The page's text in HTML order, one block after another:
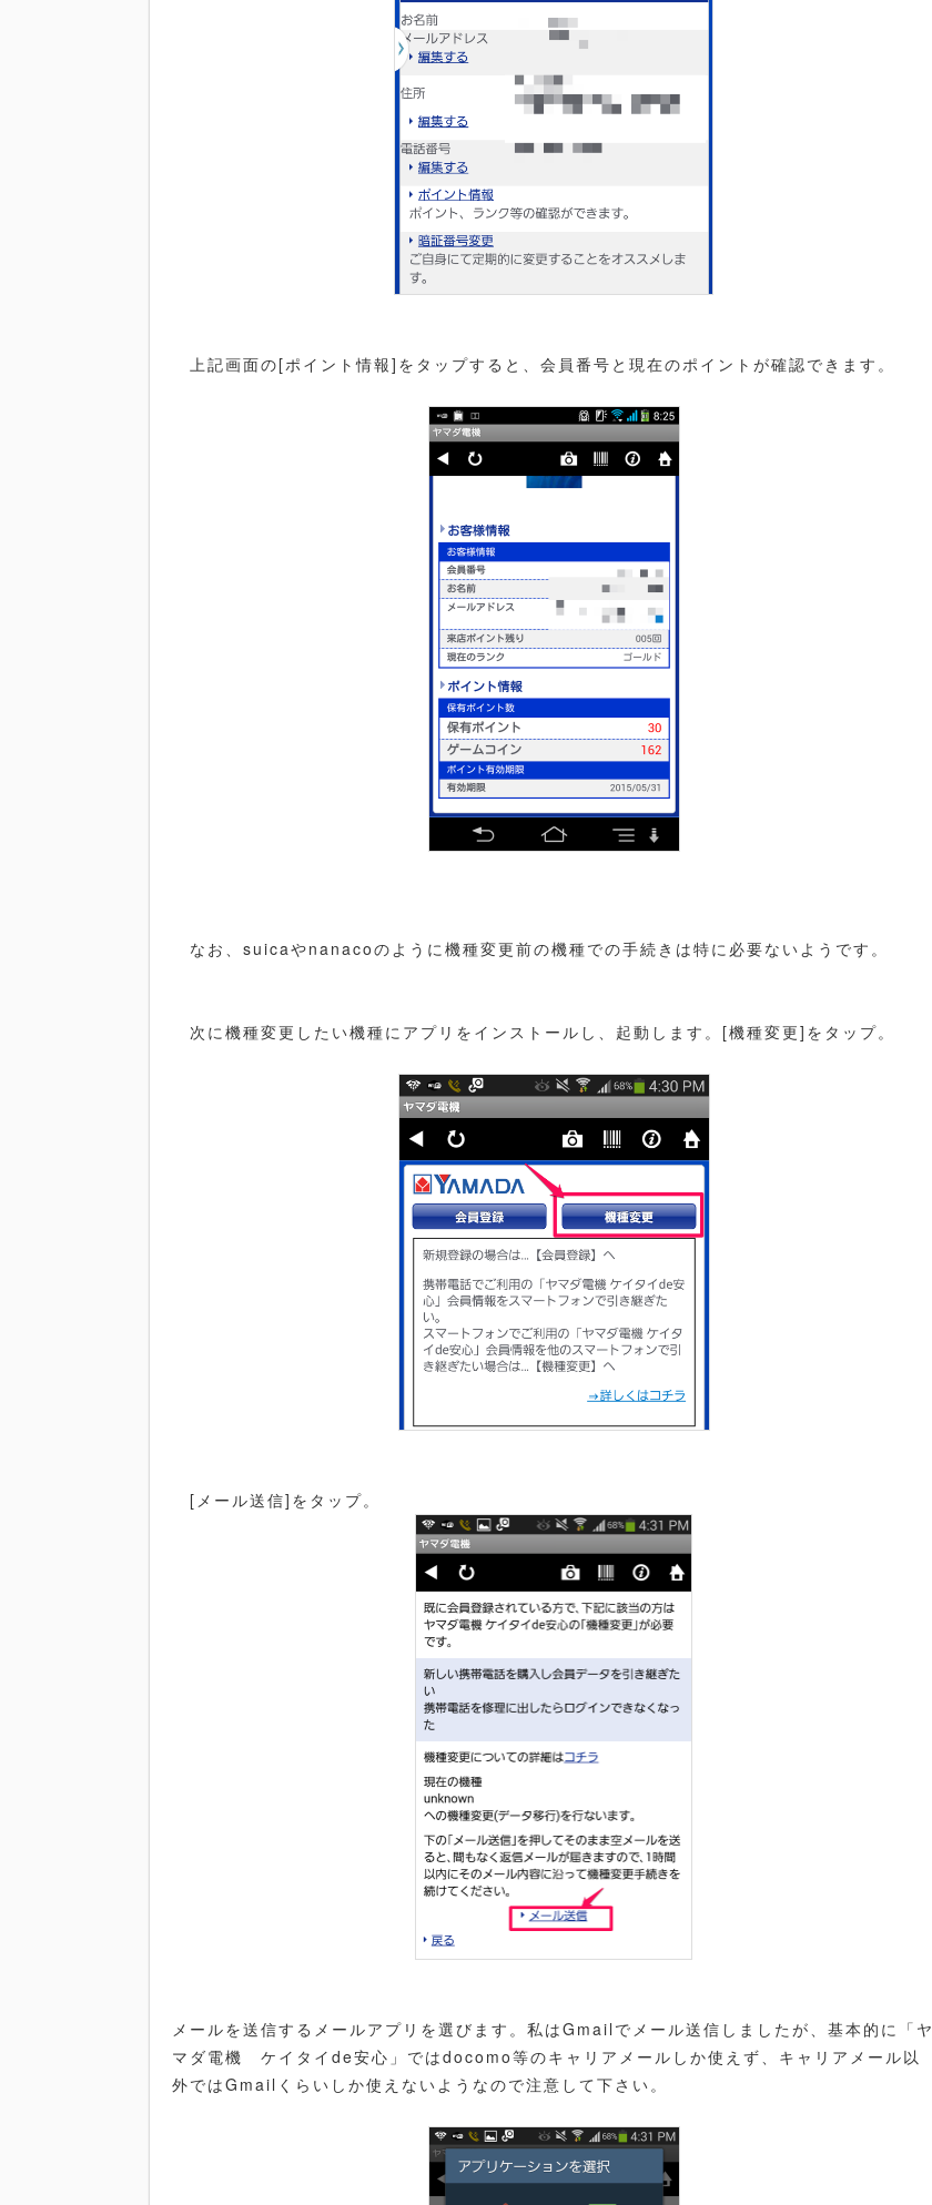
上記画面の[ポイント情報]をタップすると、会員番号と現在のポイントが確認できます。
なお、suicaやnanacoのように機種変更前の機種での手続きは特に必要ないようです。
次に機種変更したい機種にアプリをインストールし、起動します。[機種変更]をタップ。
[メール送信]をタップ。
メールを送信するメールアプリを選びます。私はGmailでメール送信しましたが、基本的に「ヤ
マダ電機 ケイタイde安心」ではdocomo等のキャリアメールしか使えず、キャリアメール以
外ではGmailくらいしか使えないようなので注意して下さい。